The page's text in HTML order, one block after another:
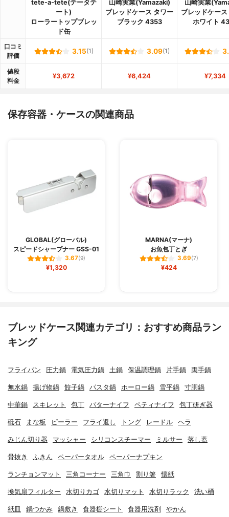
tete-a-tete(テータテ
ート)
ローラートップブレッ
ド缶
山崎実業(Yamazaki)
ブレッドケース タワー
ブラック 4353
山崎実業
ブレッドケース
ホワイト
口コミ
評価
3.15(1) 3.09(1)
値段
料金
¥3,672 ¥6,424 ¥7,334
保存容器・ケースの関連商品
GLOBAL(グローバル)
スピードシャープナー GSS-01
3.67(9)
¥1,320
MARNA(マーナ)
お魚包丁とぎ
3.69(7)
¥424
ブレッドケース関連カテゴリ：おすすめ商品ラン
キング
フライパン 圧力鍋 電気圧力鍋 土鍋 保温調理鍋 片手鍋 両手鍋
無水鍋 揚げ物鍋 餃子鍋 パスタ鍋 ホーロー鍋 雪平鍋 寸胴鍋
中華鍋 スキレット 包丁 バターナイフ ペティナイフ 包丁研ぎ器
砥石 まな板 ピーラー フライ返し トング レードル ヘラ
みじん切り器 マッシャー シリコンスチーマー ミルサー 落し蓋
骨抜き ふきん ペーパータオル ペーパーナプキン
ランチョンマット 三角コーナー 三角巾 割り箸 懐紙
換気扇フィルター 水切りカゴ 水切りマット 水切りラック 洗い桶
紙皿 鍋つかみ 鍋敷き 食器棚シート 食器用洗剤 やかん